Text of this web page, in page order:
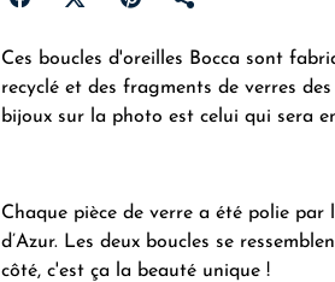
Ces boucles d'oreilles Bocca sont
recyclé et des fragments de verres
bijoux sur la photo est celui qui sera
Chaque pièce de verre a été polie
d’Azur. Les deux boucles se
côté, c'est ça la beauté unique !